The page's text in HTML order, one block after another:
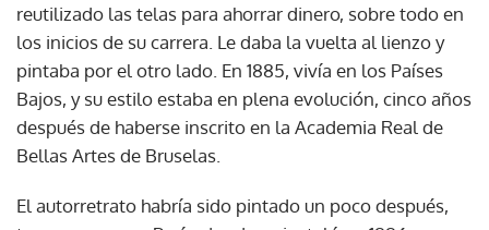
reutilizado las telas para ahorrar dinero, sobre todo en
los inicios de su carrera. Le daba la vuelta al lienzo y
pintaba por el otro lado. En 1885, vivía en los Países
Bajos, y su estilo estaba en plena evolución, cinco años
después de haberse inscrito en la Academia Real de
Bellas Artes de Bruselas.
El autorretrato habría sido pintado un poco después,